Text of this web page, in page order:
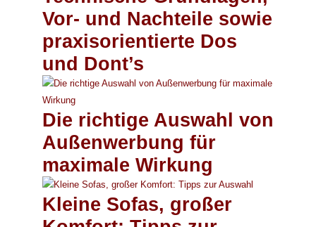
Vor- und Nachteile sowie
praxisorientierte Dos
und Dont’s
Die richtige Auswahl von
Außenwerbung für
maximale Wirkung
Kleine Sofas, großer